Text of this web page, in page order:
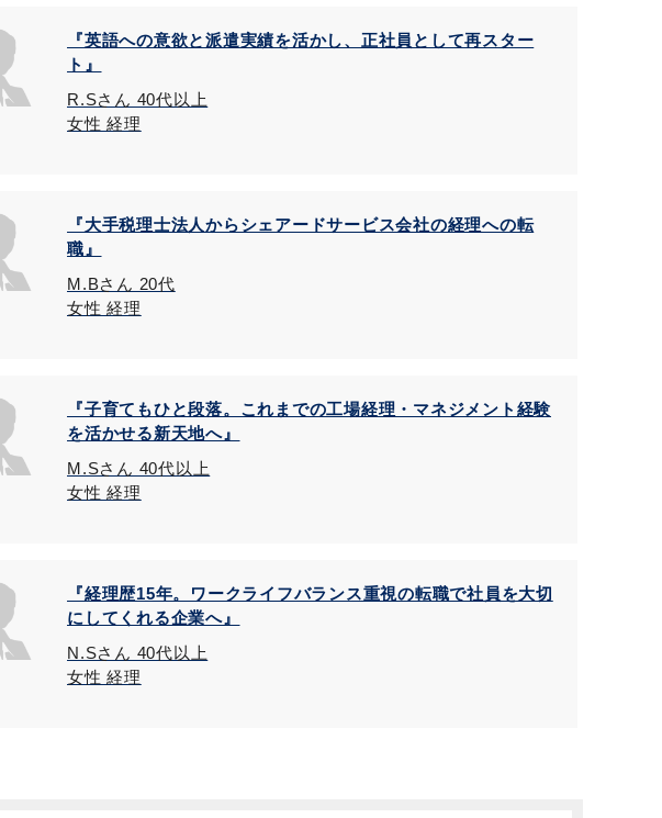
『英語への意欲と派遣実績を活かし、正社員として再スター
ト』
R.Sさん 40代以上
女性 経理
『大手税理士法人からシェアードサービス会社の経理への転
職』
M.Bさん 20代
女性 経理
『子育てもひと段落。これまでの工場経理・マネジメント経験
を活かせる新天地へ』
M.Sさん 40代以上
女性 経理
『経理歴15年。ワークライフバランス重視の転職で社員を大切
にしてくれる企業へ』
N.Sさん 40代以上
女性 経理